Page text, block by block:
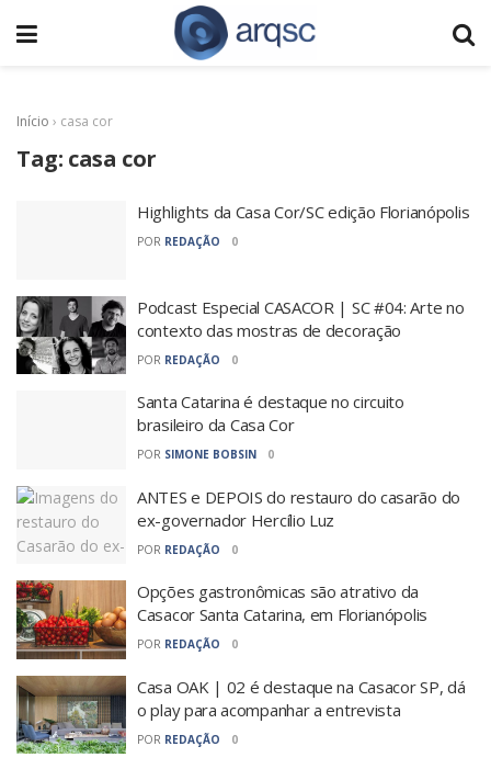
Início › casa cor
Tag: casa cor
Highlights da Casa Cor/SC edição Florianópolis
POR REDAÇÃO 0
Podcast Especial CASACOR | SC #04: Arte no
contexto das mostras de decoração
POR REDAÇÃO 0
Santa Catarina é destaque no circuito
brasileiro da Casa Cor
POR SIMONE BOBSIN 0
ANTES e DEPOIS do restauro do casarão do
ex-governador Hercílio Luz
POR REDAÇÃO 0
Opções gastronômicas são atrativo da
Casacor Santa Catarina, em Florianópolis
POR REDAÇÃO 0
Casa OAK | 02 é destaque na Casacor SP, dá
o play para acompanhar a entrevista
POR REDAÇÃO 0